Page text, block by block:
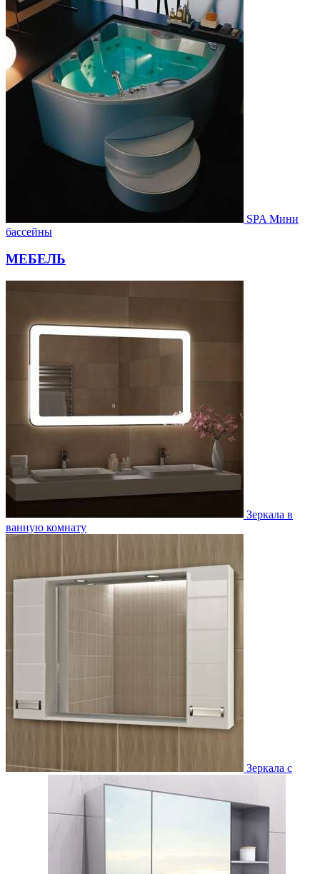
SPA Мини
бассейны
МЕБЕЛЬ
Зеркала в
ванную комнату
Зеркала с